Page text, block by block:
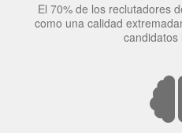
El 70% de los reclutadores
como una calidad
candidatos